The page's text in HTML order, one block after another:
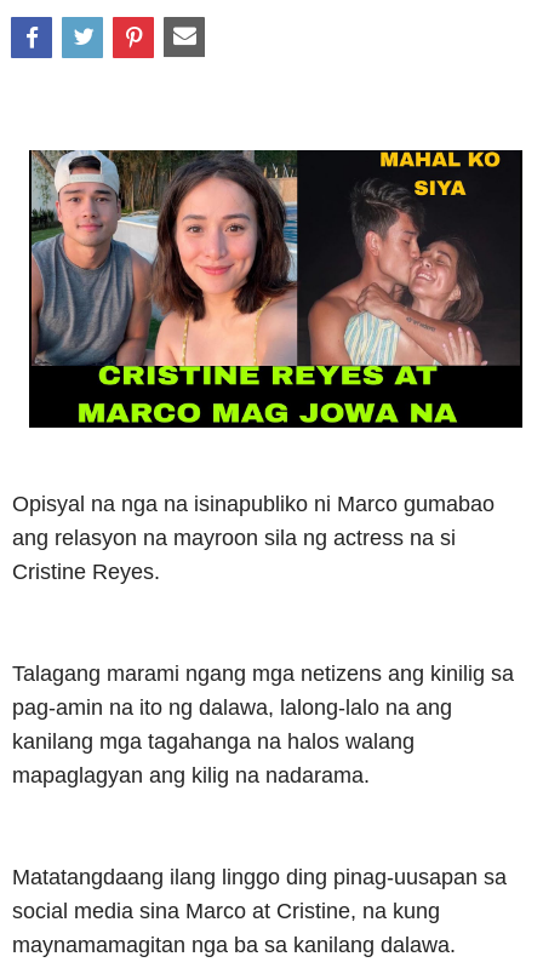
Opisyal na nga na isinapubliko ni Marco gumabao
ang relasyon na mayroon sila ng actress na si
Cristine Reyes.
Talagang marami ngang mga netizens ang kinilig sa
pag-amin na ito ng dalawa, lalong-lalo na ang
kanilang mga tagahanga na halos walang
mapaglagyan ang kilig na nadarama.
Matatangdaang ilang linggo ding pinag-uusapan sa
social media sina Marco at Cristine, na kung
maynamamagitan nga ba sa kanilang dalawa.